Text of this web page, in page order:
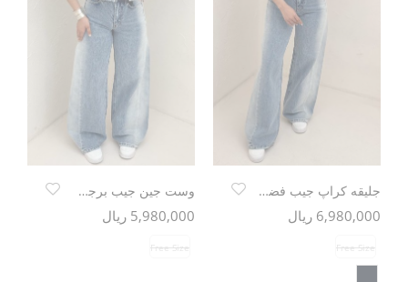
جلیقه کراپ جیب فضایی TR
6,980,000 ریال
Free Size
وست جین جیب برجسته TR
5,980,000 ریال
Free Size